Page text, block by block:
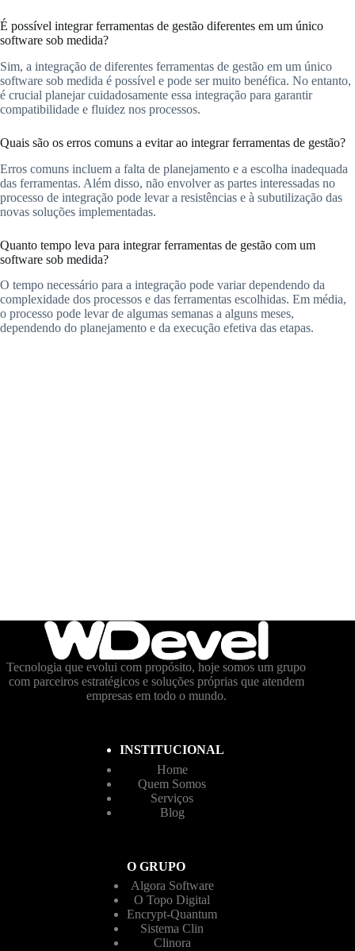
É possível integrar ferramentas de gestão diferentes em um único
software sob medida?
Sim, a integração de diferentes ferramentas de gestão em um único
software sob medida é possível e pode ser muito benéfica. No entanto,
é crucial planejar cuidadosamente essa integração para garantir
compatibilidade e fluidez nos processos.
Quais são os erros comuns a evitar ao integrar ferramentas de gestão?
Erros comuns incluem a falta de planejamento e a escolha inadequada
das ferramentas. Além disso, não envolver as partes interessadas no
processo de integração pode levar a resistências e à subutilização das
novas soluções implementadas.
Quanto tempo leva para integrar ferramentas de gestão com um
software sob medida?
O tempo necessário para a integração pode variar dependendo da
complexidade dos processos e das ferramentas escolhidas. Em média,
o processo pode levar de algumas semanas a alguns meses,
dependendo do planejamento e da execução efetiva das etapas.
Tecnologia que evolui com propósito, hoje somos um grupo
com parceiros estratégicos e soluções próprias que atendem
empresas em todo o mundo.
INSTITUCIONAL
Home
Quem Somos
Serviços
Blog
O GRUPO
Algora Software
O Topo Digital
Encrypt-Quantum
Sistema Clin
Clinora